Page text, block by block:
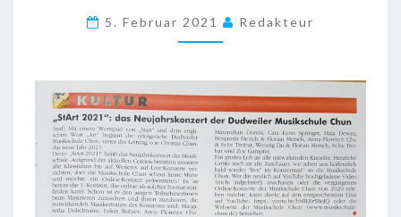
HEISST
5. Februar 2021 Redakteur